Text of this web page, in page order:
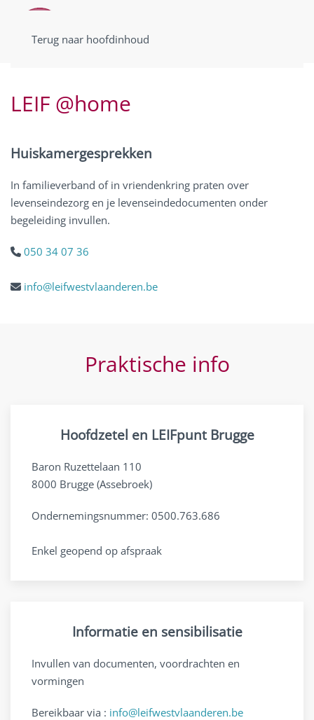
Terug naar hoofdinhoud
LEIF @home
Huiskamergesprekken
In familieverband of in vriendenkring praten over
levenseindezorg en je levenseindedocumenten onder
begeleiding invullen.
050 34 07 36
info@leifwestvlaanderen.be
Praktische info
Hoofdzetel en LEIFpunt Brugge
Baron Ruzettelaan 110
8000 Brugge (Assebroek)
Ondernemingsnummer: 0500.763.686
Enkel geopend op afspraak
Informatie en sensibilisatie
Invullen van documenten, voordrachten en
vormingen
Bereikbaar via : info@leifwestvlaanderen.be